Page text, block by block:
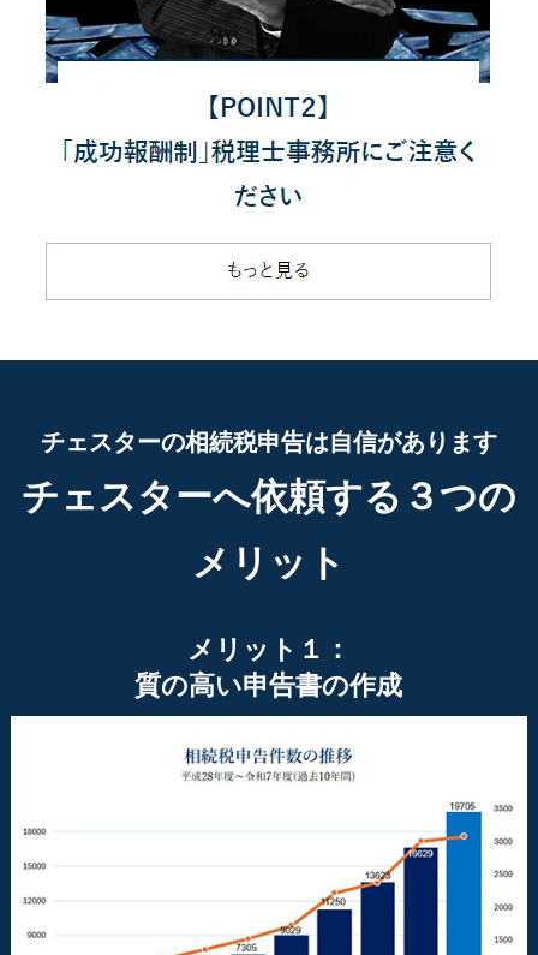
チェスターの相続税申告は自信があります
チェスターへ依頼する３つの
メリット
メリット１：
質の高い申告書の作成